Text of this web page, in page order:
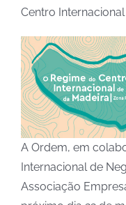
Centro
A Ordem, em
Internacional de
Associação